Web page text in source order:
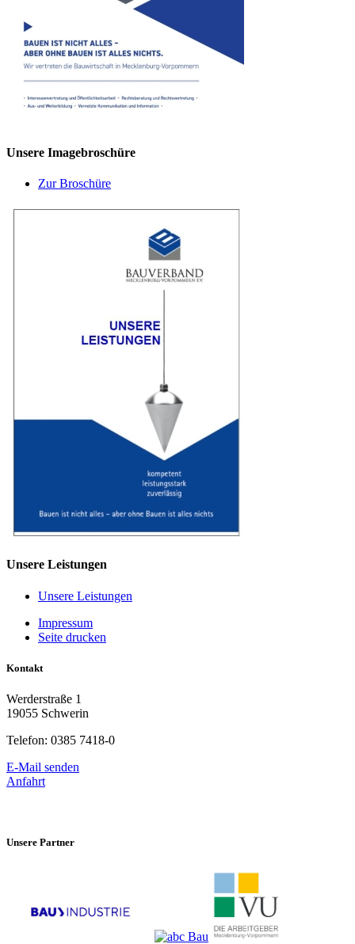
Unsere Imagebroschüre
Zur Broschüre
Unsere Leistungen
Unsere Leistungen
Impressum
Seite drucken
Kontakt
Werderstraße 1
19055 Schwerin
Telefon: 0385 7418-0
E-Mail senden
Anfahrt
Unsere Partner